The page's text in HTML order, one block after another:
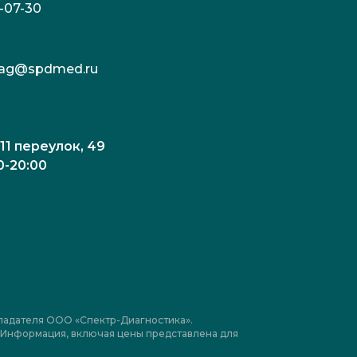
07-30
переулок, 49
20:00
ООО «Спектр-Диагностика».
Информация, включая цены представлена для